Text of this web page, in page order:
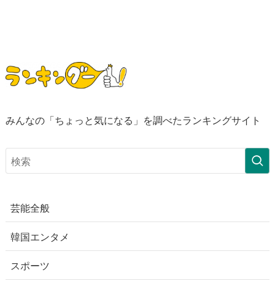
みんなの「ちょっと気になる」を調べたランキングサイト
芸能全般
韓国エンタメ
スポーツ